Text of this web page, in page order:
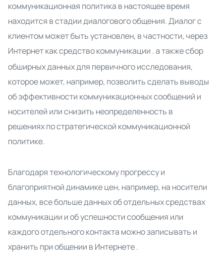
коммуникационная политика в настоящее время
находится в стадиидиалогового общения. Диалог с
клиентом может быть установлен, в частности,через
Интернет как средство коммуникации .а также сбор
обширных данных для первичного исследования,
которое может, например, позволить сделать выводы
об эффективности коммуникационных сообщений и
носителей или снизить неопределенность в
решениях по стратегической коммуникационной
политике.
Благодаря технологическому прогрессу и
благоприятной динамике цен, например, на носители
данных, все больше данных об отдельных средствах
коммуникации и об успешности сообщения или
каждого отдельного контакта можно записывать и
хранить при общении в Интернете.